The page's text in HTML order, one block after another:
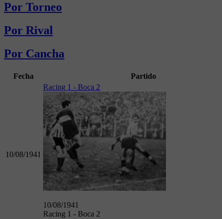
Por Torneo
Por Rival
Por Cancha
Fecha Partido
10/08/1941
Racing 1 - Boca 2
10/08/1941
Racing 1 - Boca 2